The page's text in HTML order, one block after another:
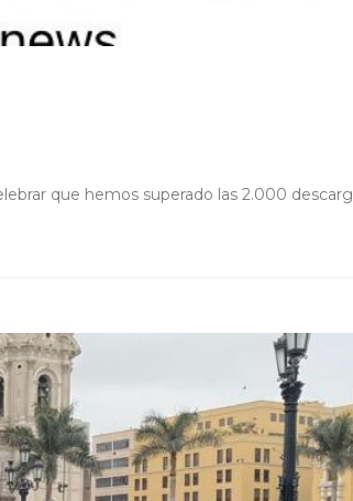
que hemos superado las 2.000